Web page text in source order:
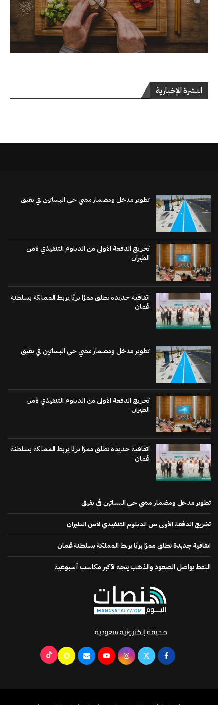
النشرة الإخبارية
تطوير مدخل ومضمار مشي حي البساتين في بقيق
تخريج الدفعة الأولى من الدبلوم التنفيذي لأمن
الطيران
اتفاقية جديدة تطلق ممرًا بريًا يربط المملكة بسلطنة
عُمان
تطوير مدخل ومضمار مشي حي البساتين في بقيق
تخريج الدفعة الأولى من الدبلوم التنفيذي لأمن
الطيران
اتفاقية جديدة تطلق ممرًا بريًا يربط المملكة بسلطنة
عُمان
تطوير مدخل ومضمار مشي حي البساتين في بقيق
تخريج الدفعة الأولى من الدبلوم التنفيذي لأمن الطيران
اتفاقية جديدة تطلق ممرًا بريًا يربط المملكة بسلطنة عُمان
النفط يواصل الصعود والذهب يتجه لأكبر مكاسب أسبوعية